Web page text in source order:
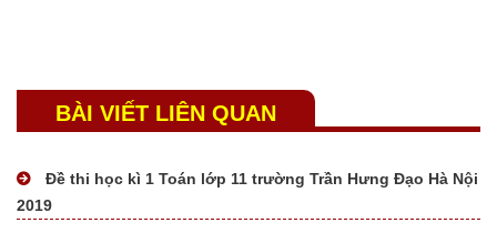
BÀI VIẾT LIÊN QUAN
Đề thi học kì 1 Toán lớp 11 trường Trần Hưng Đạo Hà Nội
2019